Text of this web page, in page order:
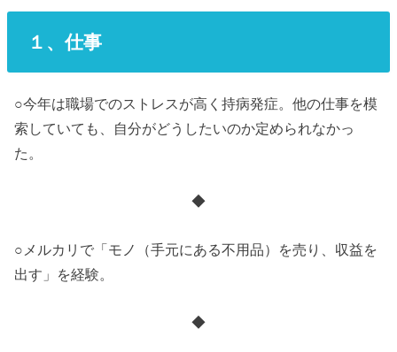
１、仕事
○今年は職場でのストレスが高く持病発症。他の仕事を模
索していても、自分がどうしたいのか定められなかっ
た。
◆
○メルカリで「モノ（手元にある不用品）を売り、収益を
出す」を経験。
◆